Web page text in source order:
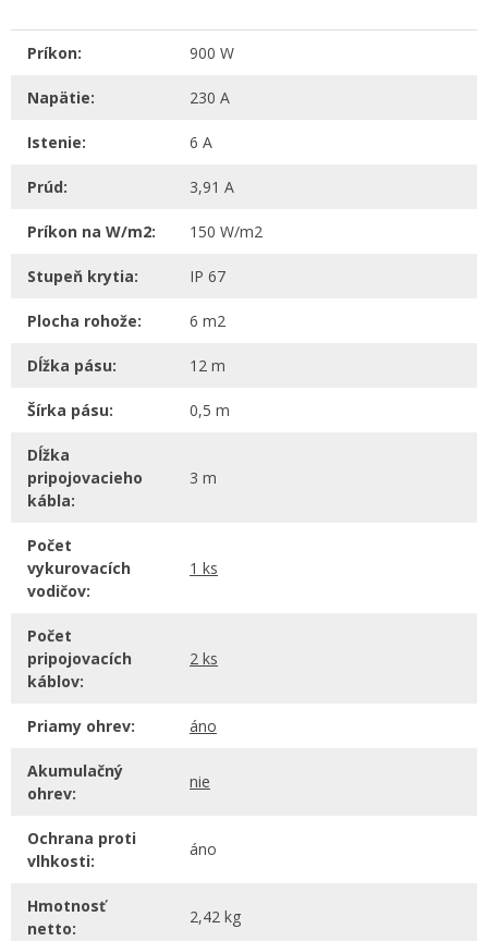
Príkon: 900 W
Napätie: 230 A
Istenie: 6 A
Prúd: 3,91 A
Príkon na W/m2: 150 W/m2
Stupeň krytia: IP 67
Plocha rohože: 6 m2
Dĺžka pásu: 12 m
Šírka pásu: 0,5 m
Dĺžka
pripojovacieho
kábla:
3 m
Počet
vykurovacích
vodičov:
1 ks
Počet
pripojovacích
káblov:
2 ks
Priamy ohrev: áno
Akumulačný
ohrev:
nie
Ochrana proti
vlhkosti:
áno
Hmotnosť
netto:
2,42 kg